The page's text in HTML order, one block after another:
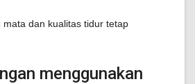
mata dan kualitas tidur tetap
menggunakan